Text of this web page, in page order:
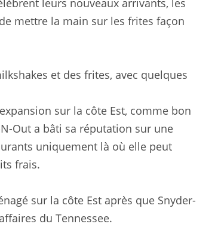
leurs nouveaux arrivants, les
mettre la main sur les frites façon
et des frites, avec quelques
sur la côte Est, comme bon
Out a bâti sa réputation sur une
uniquement là où elle peut
frais.
sur la côte Est après que Snyder-
du Tennessee.